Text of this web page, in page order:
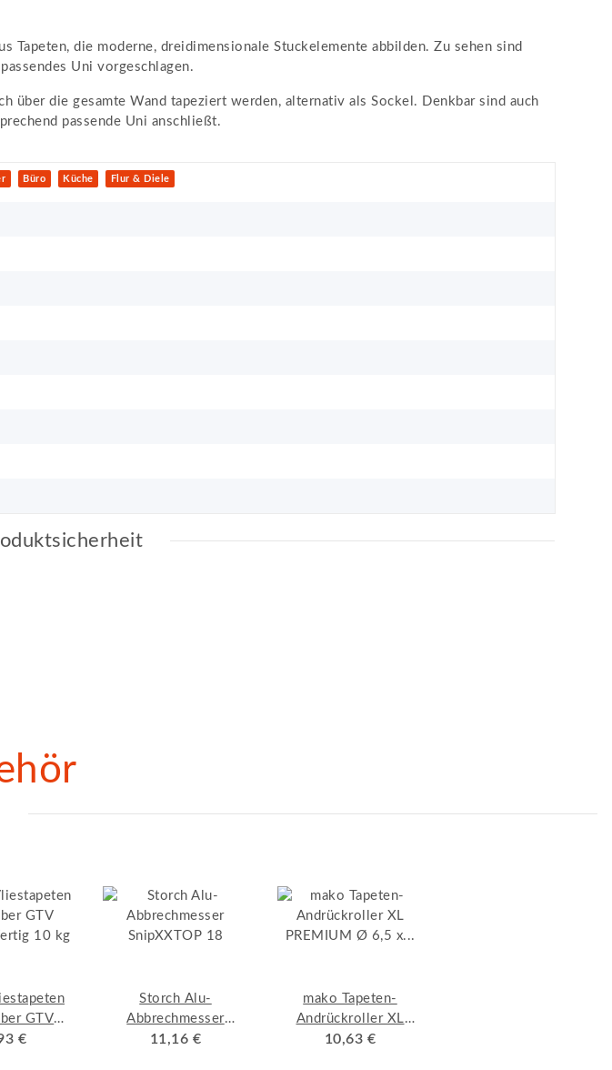
die moderne, dreidimensionale Stuckelemente abbilden. Zu sehen sind
Uni vorgeschlagen.
über die gesamte Wand tapeziert werden, alternativ als Sockel. Denkbar sind auch
passende Uni anschließt.
Büro Küche Flur & Diele
GTV
10 kg
€
Storch Alu-
Abbrechmesser
SnipXXTOP 18
11,16 €
mako Tapeten-
Andrückroller XL
PREMIUM Ø 6,5 x
10,63 €